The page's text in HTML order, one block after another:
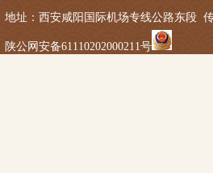
地址：西安咸阳国际机场专线公路东段
陕公网安备61110202000211号